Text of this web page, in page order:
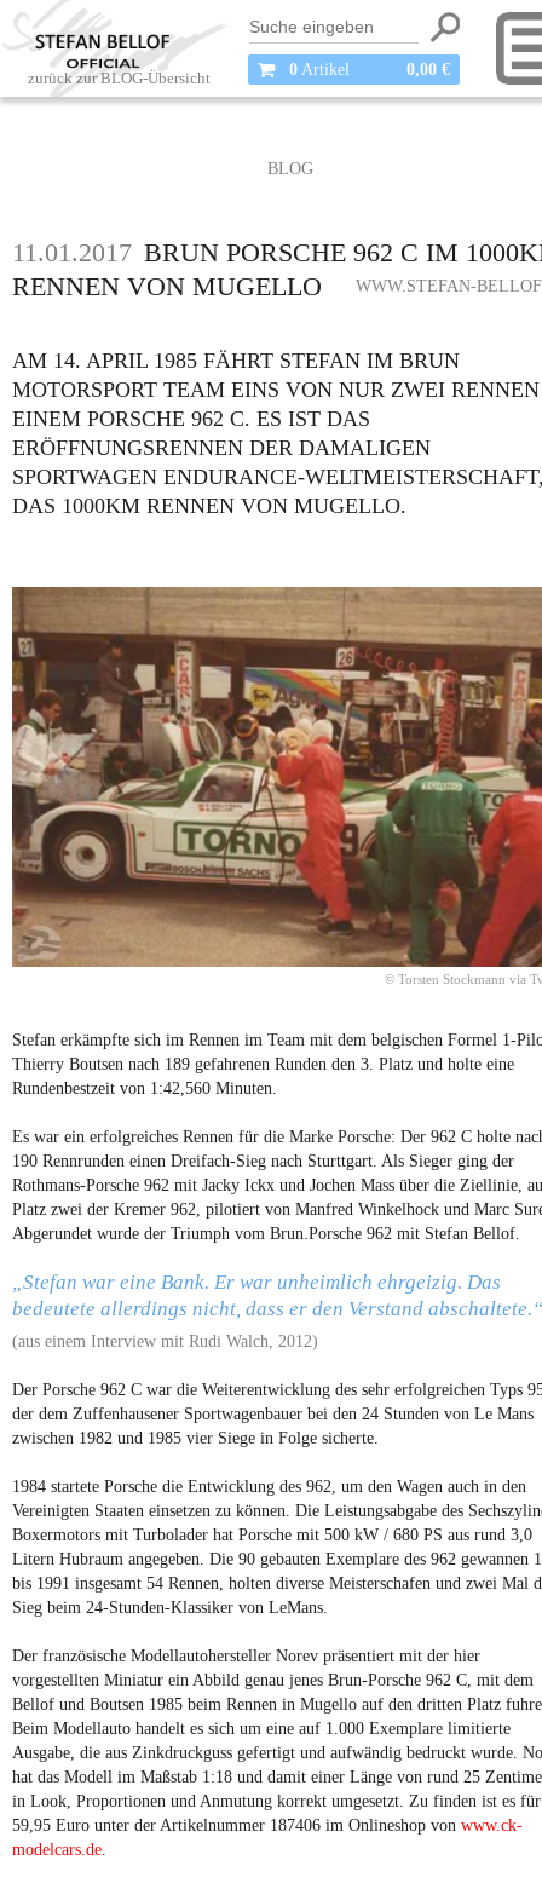
0 Artikel 0,00 €
zurück zur BLOG-Übersicht
BLOG
11.01.2017 BRUN PORSCHE 962 C IM
RENNEN VON MUGELLO
WWW.STEFAN-
AM 14. APRIL 1985 FÄHRT STEFAN IM BRUN
MOTORSPORT TEAM EINS VON NUR ZWEI
EINEM PORSCHE 962 C. ES IST DAS
ERÖFFNUNGSRENNEN DER DAMALIGEN
SPORTWAGEN ENDURANCE-
DAS 1000KM RENNEN VON MUGELLO.
© Torsten Stockmann via
Stefan erkämpfte sich im Rennen im Team mit dem belgischen Formel 1-
Thierry Boutsen nach 189 gefahrenen Runden den 3. Platz und holte eine
Rundenbestzeit von 1:42,560 Minuten.
Es war ein erfolgreiches Rennen für die Marke Porsche: Der 962 C holte
190 Rennrunden einen Dreifach-Sieg nach Sturttgart. Als Sieger ging der
Rothmans-Porsche 962 mit Jacky Ickx und Jochen Mass über die Ziellinie,
Platz zwei der Kremer 962, pilotiert von Manfred Winkelhock und Marc
Abgerundet wurde der Triumph vom Brun.Porsche 962 mit Stefan Bellof.
„Stefan war eine Bank. Er war unheimlich ehrgeizig. Das
bedeutete allerdings nicht, dass er den Verstand abschaltete.“
(aus einem Interview mit Rudi Walch, 2012)
Der Porsche 962 C war die Weiterentwicklung des sehr erfolgreichen Typs
der dem Zuffenhausener Sportwagenbauer bei den 24 Stunden von Le Mans
zwischen 1982 und 1985 vier Siege in Folge sicherte.
1984 startete Porsche die Entwicklung des 962, um den Wagen auch in den
Vereinigten Staaten einsetzen zu können. Die Leistungsabgabe des
Boxermotors mit Turbolader hat Porsche mit 500 kW / 680 PS aus rund 3,0
Litern Hubraum angegeben. Die 90 gebauten Exemplare des 962 gewannen
bis 1991 insgesamt 54 Rennen, holten diverse Meisterschafen und zwei Mal
Sieg beim 24-Stunden-Klassiker von LeMans.
Der französische Modellautohersteller Norev präsentiert mit der hier
vorgestellten Miniatur ein Abbild genau jenes Brun-Porsche 962 C, mit dem
Bellof und Boutsen 1985 beim Rennen in Mugello auf den dritten Platz
Beim Modellauto handelt es sich um eine auf 1.000 Exemplare limitierte
Ausgabe, die aus Zinkdruckguss gefertigt und aufwändig bedruckt wurde.
hat das Modell im Maßstab 1:18 und damit einer Länge von rund 25
in Look, Proportionen und Anmutung korrekt umgesetzt. Zu finden ist es für
59,95 Euro unter der Artikelnummer 187406 im Onlineshop von www.ck-
modelcars.de.